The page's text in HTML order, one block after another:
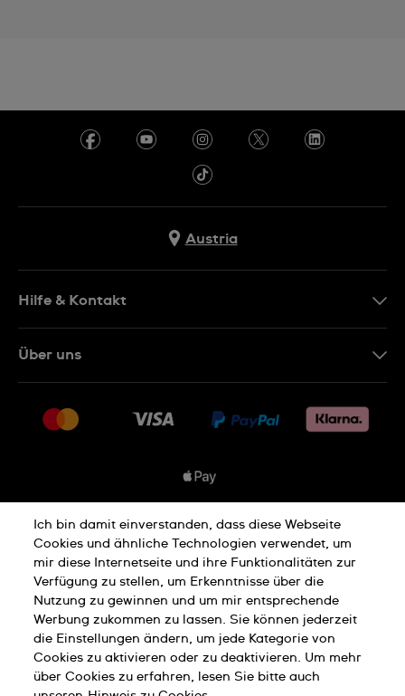
Austria
Hilfe & Kontakt
Rückgaberecht
Über uns
Jobs
Datenschutzbedingungen
Hinweis Zu Cookies
Nutzungsbedingungen Impressum
Ich bin damit einverstanden, dass diese Webseite
Cookies und ähnliche Technologien verwendet, um
mir diese Internetseite und ihre Funktionalitäten zur
Verfügung zu stellen, um Erkenntnisse über die
Nutzung zu gewinnen und um mir entsprechende
Werbung zukommen zu lassen. Sie können jederzeit
die Einstellungen ändern, um jede Kategorie von
Cookies zu aktivieren oder zu deaktivieren. Um mehr
über Cookies zu erfahren, lesen Sie bitte auch